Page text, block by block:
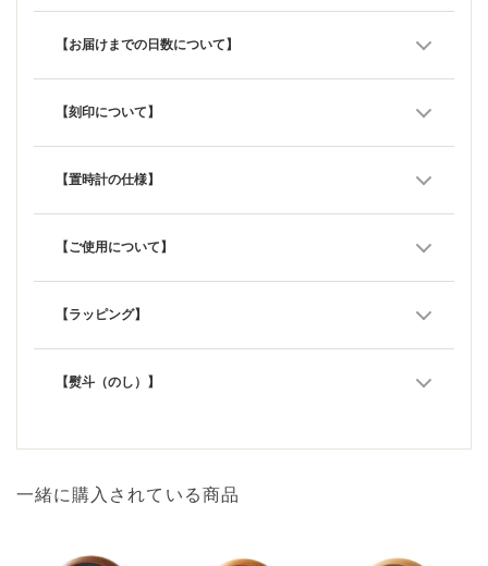
【お届けまでの日数について】
【刻印について】
【置時計の仕様】
【ご使用について】
【ラッピング】
【熨斗（のし）】
一緒に購入されている商品